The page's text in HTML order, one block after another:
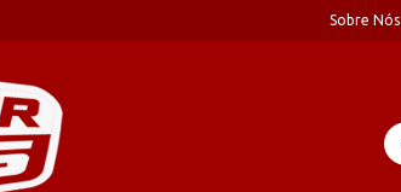
Sobre Nós